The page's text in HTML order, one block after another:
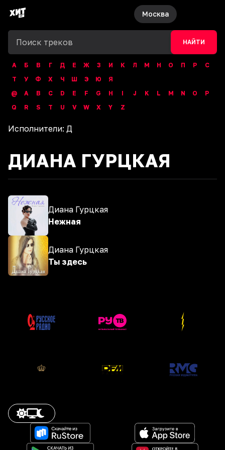
Москва
НАЙТИ
А Б В Г Д Е Ж З И К Л М Н О П Р
С
Т
У Ф Х Ч Ш Э Ю
Я
@
A B C D E F G H I J K L M N O
P
Q
R S T U V W X Y Z
Исполнители: Д
ДИАНА ГУРЦКАЯ
Диана Гурцкая
Нежная
Диана Гурцкая
Ты здесь